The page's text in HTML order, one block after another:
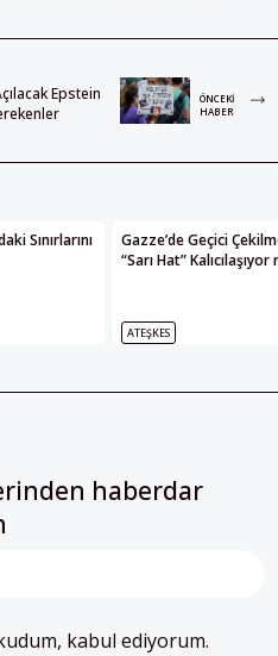
Epstein
ÖNCEKI
HABER
Sınırlarını
Gazze’de Geçici
“Sarı Hat” Kalıcılaşıyor
ATEŞKES
haberdar
kabul ediyorum.